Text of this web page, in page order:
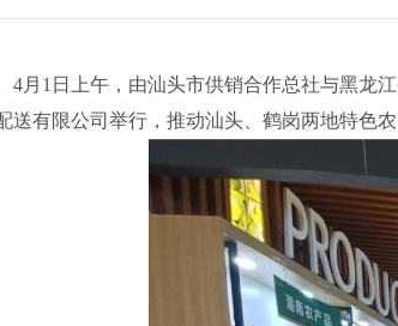
1日上午，由汕头市供销合作总社与黑龙江
送有限公司举行，推动汕头、鹤岗两地特色